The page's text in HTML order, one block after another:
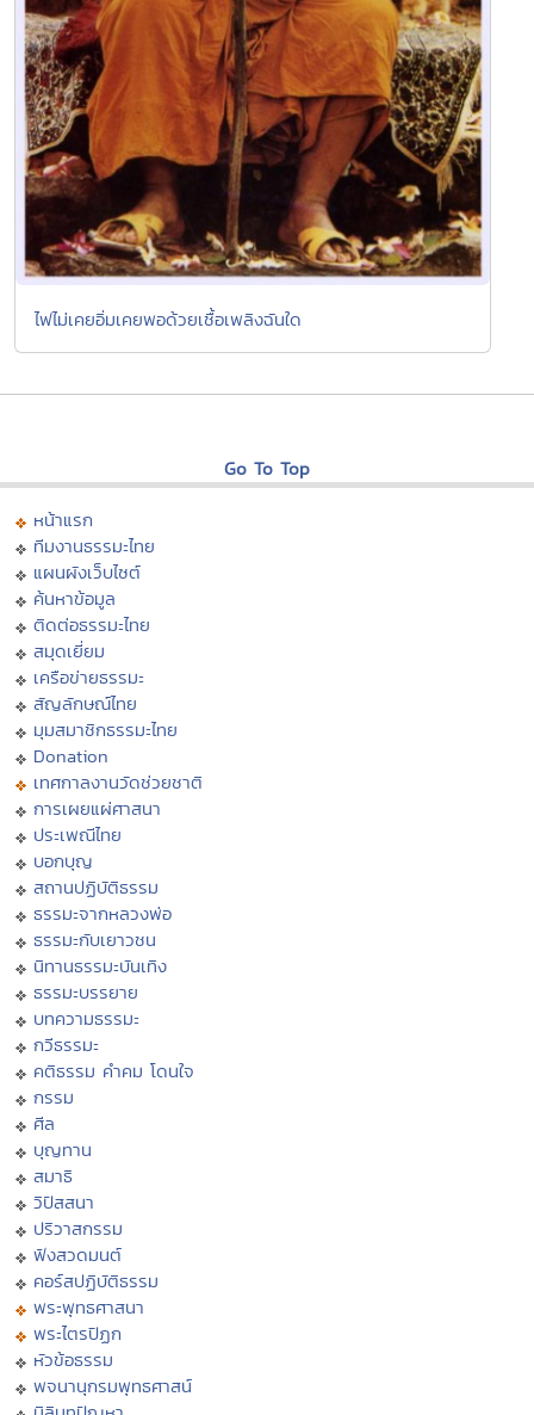
ไฟไม่เคยอิ่มเคยพอด้วยเชื้อเพลิงฉันใด
Go To Top
หน้าแรก
ทีมงานธรรมะไทย
แผนผังเว็บไซต์
ค้นหาข้อมูล
ติดต่อธรรมะไทย
สมุดเยี่ยม
เครือข่ายธรรมะ
สัญลักษณ์ไทย
มุมสมาชิกธรรมะไทย
Donation
เทศกาลงานวัดช่วยชาติ
การเผยแผ่ศาสนา
ประเพณีไทย
บอกบุญ
สถานปฏิบัติธรรม
ธรรมะจากหลวงพ่อ
ธรรมะกับเยาวชน
นิทานธรรมะบันเทิง
ธรรมะบรรยาย
บทความธรรมะ
กวีธรรมะ
คติธรรม คำคม โดนใจ
กรรม
ศีล
บุญทาน
สมาธิ
วิปัสสนา
ปริวาสกรรม
ฟังสวดมนต์
คอร์สปฏิบัติธรรม
พระพุทธศาสนา
พระไตรปิฏก
หัวข้อธรรม
พจนานุกรมพุทธศาสน์